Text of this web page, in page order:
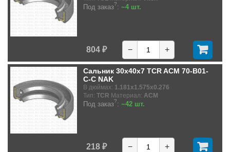
Под заказ?: ~4 шт.
804 ₽ − +
Сальник 30x40x7 TCR ACM 70-B01-
C-C NAK
В дюймах: 1.181x1.575x0.276
Тип: TCR Материал: ACM
Под заказ?: ~42 шт.
218 ₽ − +